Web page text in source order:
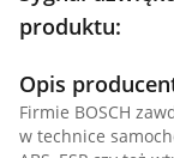
produktu:
Opis
Firmie BOSCH
w technice